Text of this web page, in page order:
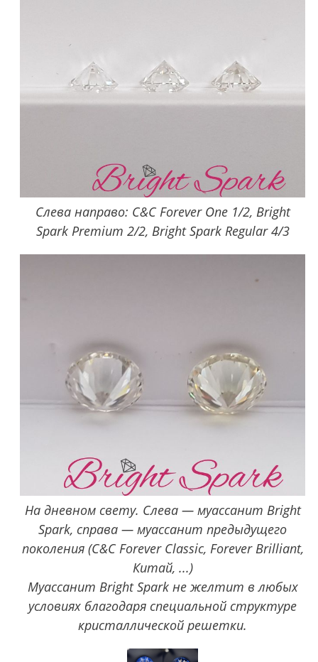
Слева направо: C&C Forever One 1/2, Bright
Spark Premium 2/2, Bright Spark Regular 4/3
На дневном свету. Слева — муассанит Bright
Spark, справа — муассанит предыдущего
поколения (C&C Forever Classic, Forever Brilliant,
Китай, ...)
Муассанит Bright Spark не желтит в любых
условиях благодаря специальной структуре
кристаллической решетки.